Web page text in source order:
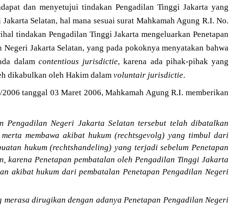
dan menyetujui tindakan Pengadilan Tinggi Jakarta yang
Selatan, hal mana sesuai surat Mahkamah Agung R.I. No.
tindakan Pengadilan Tinggi Jakarta mengeluarkan Penetapan
Negeri Jakarta Selatan, yang pada pokoknya menyatakan bahwa
dalam contentious jurisdictie, karena ada pihak-pihak yang
dikabulkan oleh Hakim dalam voluntair jurisdictie.
tanggal 03 Maret 2006, Mahkamah Agung R.I. memberikan
Pengadilan Negeri Jakarta Selatan tersebut telah dibatalkan
membawa akibat hukum (rechtsgevolg) yang timbul dari
hukum (rechtshandeling) yang terjadi sebelum Penetapan
karena Penetapan pembatalan oleh Pengadilan Tinggi Jakarta
akibat hukum dari pembatalan Penetapan Pengadilan Negeri
dirugikan dengan adanya Penetapan Pengadilan Negeri